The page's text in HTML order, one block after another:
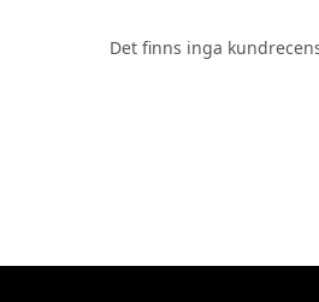
Det finns inga